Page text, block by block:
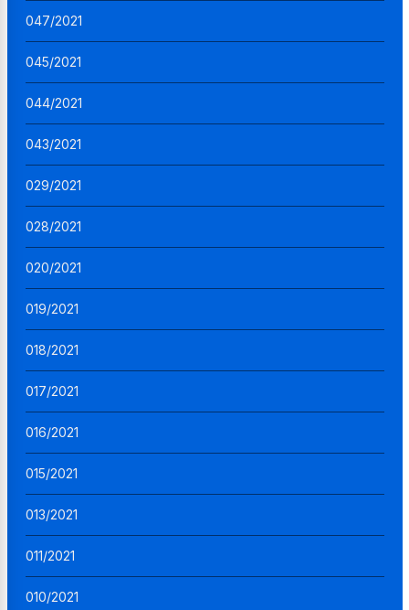
047/2021
045/2021
044/2021
043/2021
029/2021
028/2021
020/2021
019/2021
018/2021
017/2021
016/2021
015/2021
013/2021
011/2021
010/2021